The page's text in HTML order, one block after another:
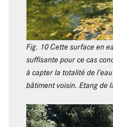
Fig. 10 Cette surface en
suffisante pour ce cas
à capter la totalité de
bâtiment voisin. Etang de